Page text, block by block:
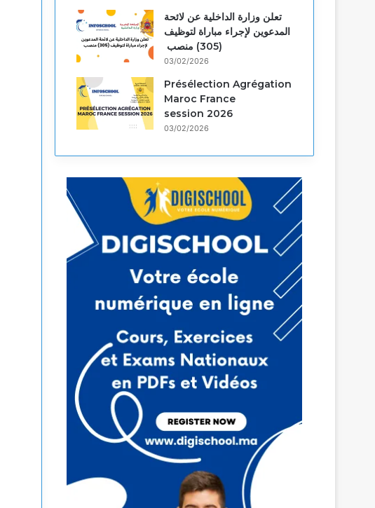
تعلن وزارة الداخلية عن لائحة
المدعوين لإجراء مباراة لتوظيف
(305) منصب
03/02/2026
Présélection Agrégation
Maroc France
session 2026
03/02/2026